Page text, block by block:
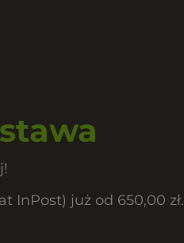
InPost) już od 650,00 zł.